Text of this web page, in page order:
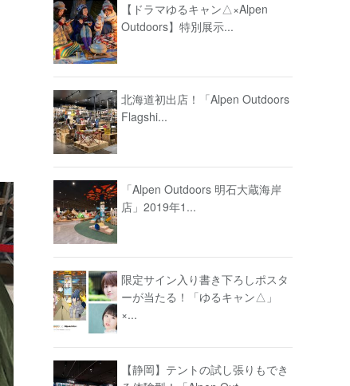
【ドラマゆるキャン△×Alpen
Outdoors】特別展示...
北海道初出店！「Alpen Outdoors
Flagshi...
「Alpen Outdoors 明石大蔵海岸
店」2019年1...
限定サイン入り書き下ろしポスタ
ーが当たる！「ゆるキャン△」
×...
【静岡】テントの試し張りもでき